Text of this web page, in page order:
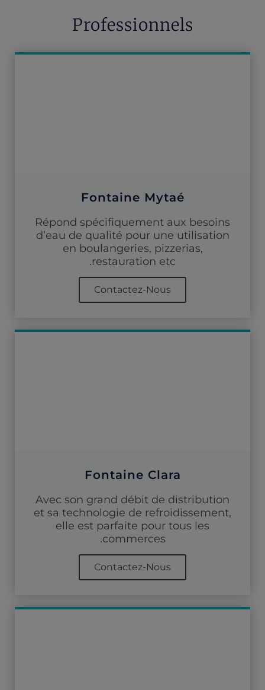
Professionnels
Fontaine Mytaé
Répond spécifiquement aux besoins
d’eau de qualité pour une utilisation
en boulangeries, pizzerias,
restauration etc.
Contactez-Nous
Fontaine Clara
Avec son grand débit de distribution
et sa technologie de refroidissement,
elle est parfaite pour tous les
commerces.
Contactez-Nous